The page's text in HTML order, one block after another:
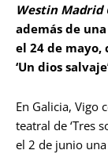
Westin Madrid
además de
el 24 de
‘Un dios
En Galicia, Vigo
teatral de ‘Tres
el 2 de junio